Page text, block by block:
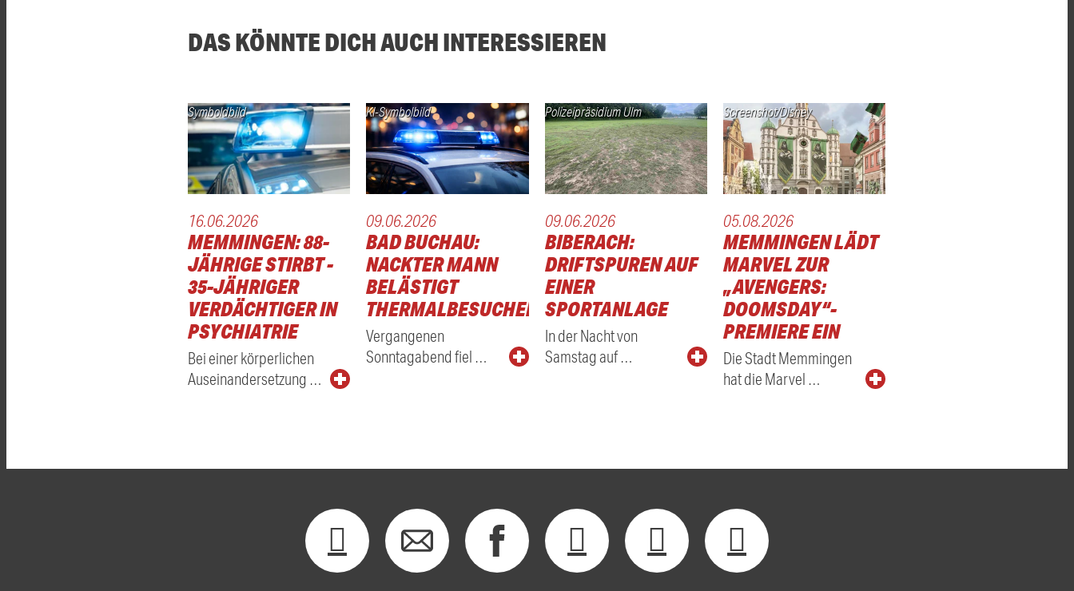
DAS KÖNNTE DICH AUCH INTERESSIEREN
Symboldbild
16.06.2026
MEMMINGEN: 88-
JÄHRIGE STIRBT -
35-JÄHRIGER
VERDÄCHTIGER IN
PSYCHIATRIE
Bei einer körperlichen
Auseinandersetzung …
KI-Symbolbild
09.06.2026
BAD BUCHAU:
NACKTER MANN
BELÄSTIGT
THERMALBESUCHER
Vergangenen
Sonntagabend fiel …
Polizeipräsidium Ulm
09.06.2026
BIBERACH:
DRIFTSPUREN AUF
EINER
SPORTANLAGE
In der Nacht von
Samstag auf …
Screenshot/Disney
05.08.2026
MEMMINGEN LÄDT
MARVEL ZUR
„AVENGERS:
DOOMSDAY“-
PREMIERE EIN
Die Stadt Memmingen
hat die Marvel …